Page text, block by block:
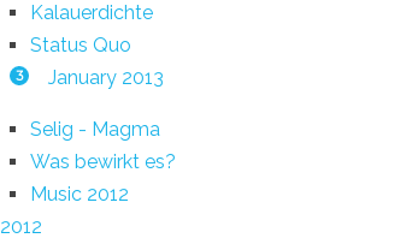
Kalauerdichte
Status Quo
3 January 2013
Selig - Magma
Was bewirkt es?
Music 2012
2012